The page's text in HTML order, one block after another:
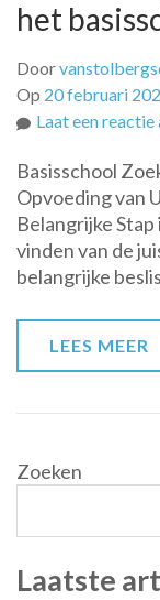
het
Door
Op 20 februari
Laat een reactie
Basisschool
Opvoeding van
Belangrijke
vinden van de
belangrijke
LEES MEER
Zoeken
Laatste